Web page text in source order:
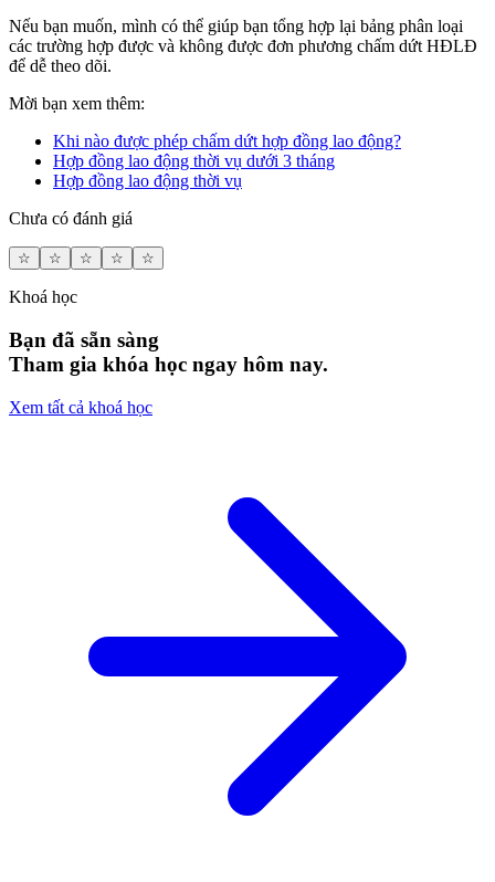
Nếu bạn muốn, mình có thể giúp bạn tổng hợp lại bảng phân loại
các trường hợp được và không được đơn phương chấm dứt HĐLĐ
để dễ theo dõi.
Mời bạn xem thêm:
Khi nào được phép chấm dứt hợp đồng lao động?
Hợp đồng lao động thời vụ dưới 3 tháng
Hợp đồng lao động thời vụ
Chưa có đánh giá
☆ ☆ ☆ ☆ ☆
Khoá học
Bạn đã sẵn sàng
Tham gia khóa học ngay hôm nay.
Xem tất cả khoá học